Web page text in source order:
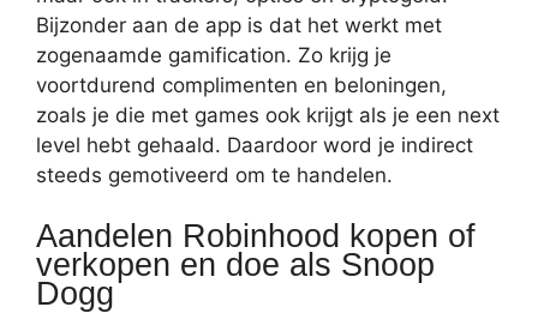
Bijzonder aan de app is dat het werkt met
zogenaamde gamification. Zo krijg je
voortdurend complimenten en beloningen,
zoals je die met games ook krijgt als je een next
level hebt gehaald. Daardoor word je indirect
steeds gemotiveerd om te handelen.
Aandelen Robinhood kopen of
verkopen en doe als Snoop
Dogg